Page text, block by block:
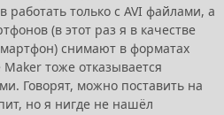
работать только с AVI файлами, а
(в этот раз я в качестве
снимают в форматах
тоже отказывается
Говорят, можно поставить на
но я нигде не нашёл